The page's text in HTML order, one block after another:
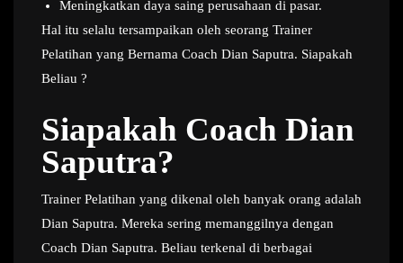
Meningkatkan daya saing perusahaan di pasar.
Hal itu selalu tersampaikan oleh seorang Trainer
Pelatihan yang Bernama Coach Dian Saputra. Siapakah
Beliau ?
Siapakah Coach Dian
Saputra?
Trainer Pelatihan yang dikenal oleh banyak orang adalah
Dian Saputra. Mereka sering memanggilnya dengan
Coach Dian Saputra. Beliau terkenal di berbagai